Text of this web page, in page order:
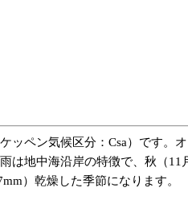
ッペン気候区分：Csa）です。
は地中海沿岸の特徴で、秋（
）乾燥した季節になります。